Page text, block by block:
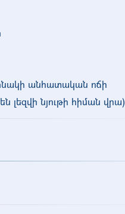
անհատական ոճի
լեզվի նյութի հիման վրա)